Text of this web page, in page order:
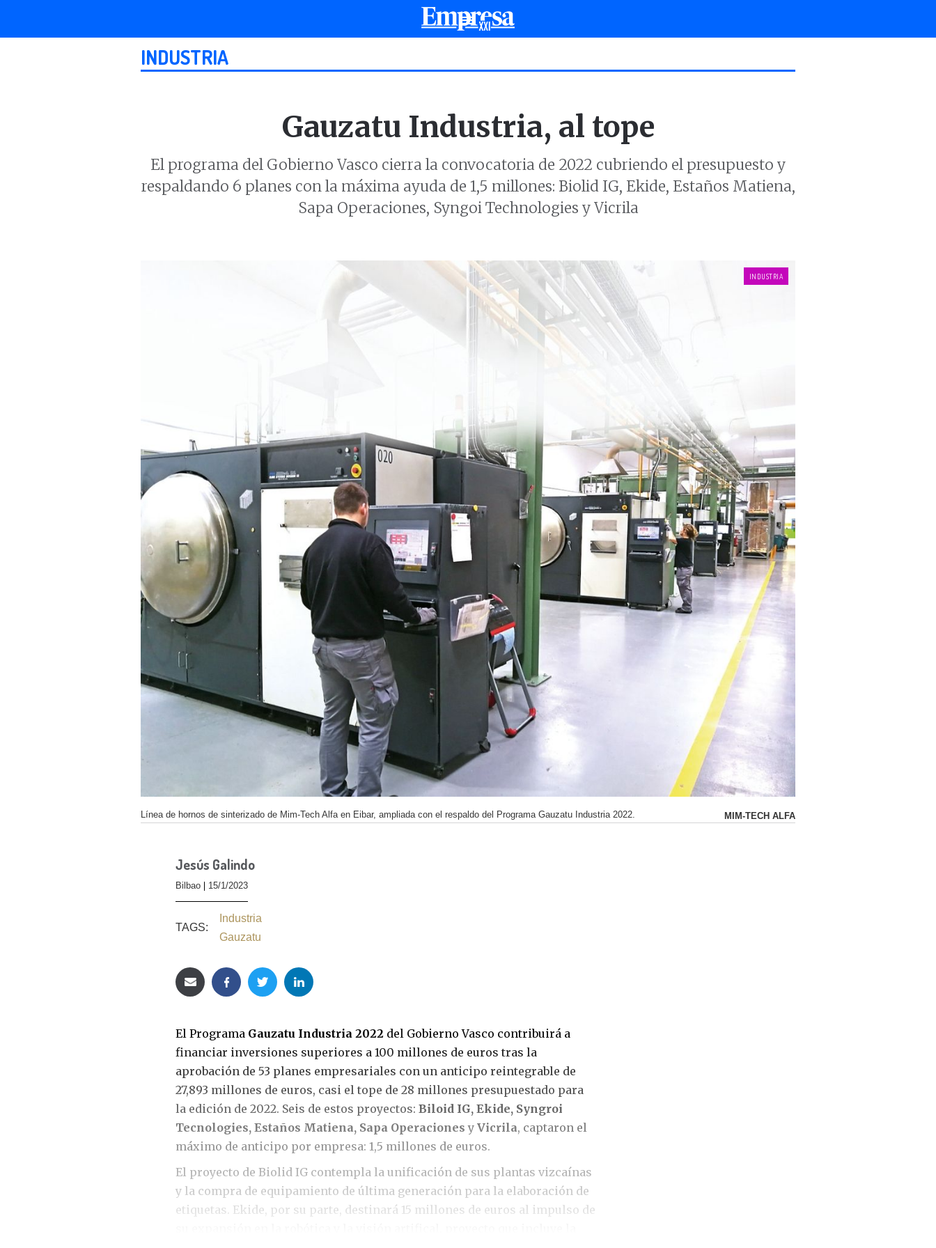
INDUSTRIA
Gauzatu Industria, al tope
El programa del Gobierno Vasco cierra la convocatoria de 2022 cubriendo el presupuesto y
respaldando 6 planes con la máxima ayuda de 1,5 millones: Biolid IG, Ekide, Estaños Matiena,
Sapa Operaciones, Syngoi Technologies y Vicrila
INDUSTRIA
Línea de hornos de sinterizado de Mim-Tech Alfa en Eibar, ampliada con el respaldo del Programa Gauzatu Industria 2022. MIM-TECH ALFA
Jesús Galindo
Bilbao 15/1/2023
TAGS:
Industria
Gauzatu
El Programa Gauzatu Industria 2022 del Gobierno Vasco contribuirá a
financiar inversiones superiores a 100 millones de euros tras la
aprobación de 53 planes empresariales con un anticipo reintegrable de
27,893 millones de euros, casi el tope de 28 millones presupuestado para
la edición de 2022. Seis de estos proyectos: Biloid IG, Ekide, Syngroi
Tecnologies, Estaños Matiena, Sapa Operacionesy Vicrila, captaron el
máximo de anticipo por empresa: 1,5 millones de euros.
El proyecto de Biolid IG contempla la unificación de sus plantas vizcaínas
y la compra de equipamiento de última generación para la elaboración de
etiquetas. Ekide, por su parte, destinará 15 millones de euros al impulso de